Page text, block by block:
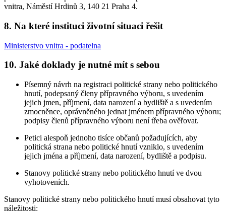
vnitra, Náměstí Hrdinů 3, 140 21 Praha 4.
8. Na které instituci životní situaci řešit
Ministerstvo vnitra - podatelna
10. Jaké doklady je nutné mít s sebou
Písemný návrh na registraci politické strany nebo politického
hnutí, podepsaný členy přípravného výboru, s uvedením
jejich jmen, příjmení, data narození a bydliště a s uvedením
zmocněnce, oprávněného jednat jménem přípravného výboru;
podpisy členů přípravného výboru není třeba ověřovat.
Petici alespoň jednoho tisíce občanů požadujících, aby
politická strana nebo politické hnutí vzniklo, s uvedením
jejich jména a příjmení, data narození, bydliště a podpisu.
Stanovy politické strany nebo politického hnutí ve dvou
vyhotoveních.
Stanovy politické strany nebo politického hnutí musí obsahovat tyto
náležitosti: